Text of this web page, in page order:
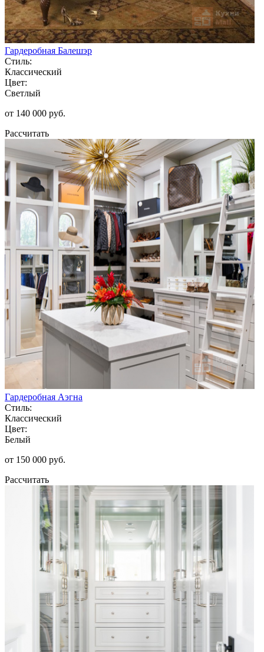
Гардеробная Балешэр
Стиль:
Классический
Цвет:
Светлый
от 140 000 руб.
Рассчитать
Гардеробная Аэгна
Стиль:
Классический
Цвет:
Белый
от 150 000 руб.
Рассчитать